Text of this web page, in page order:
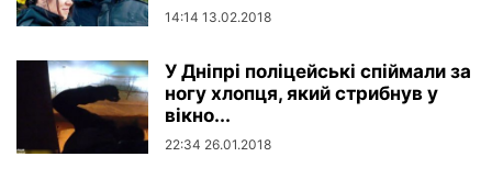
14:14 13.02.2018
У Дніпрі поліцейські спіймали за
ногу хлопця, який стрибнув у
вікно...
22:34 26.01.2018